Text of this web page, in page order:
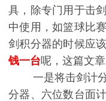
具，除专门用于击
中使用，如篮球比
剑积分器的时候应
钱一台呢，这篇文
一是将击剑计分
分器、六位数台面